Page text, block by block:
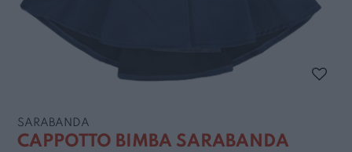
SARABANDA
CAPPOTTO BIMBA SARABANDA